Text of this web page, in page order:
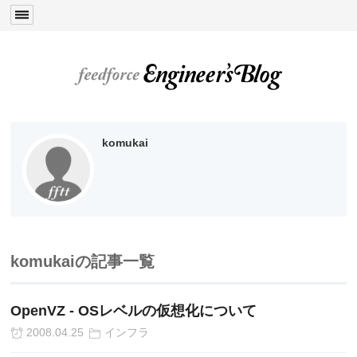
komukai
komukaiの記事一覧
OpenVZ - OSレベルの仮想化について
2008.04.25 インフラ